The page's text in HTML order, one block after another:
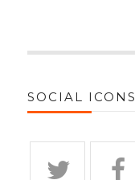
SOCIAL ICONS